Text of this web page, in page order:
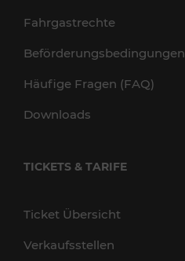
Fahrgastrechte
Beförderungsbedingungen
Häufige Fragen (FAQ)
Downloads
TICKETS & TARIFE
Ticket Übersicht
Verkaufsstellen